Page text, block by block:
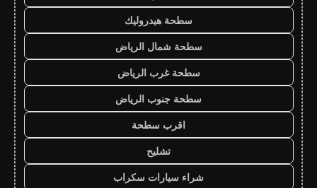
سطحة هيدروليك
سطحة شمال الرياض
سطحة غرب الرياض
سطحة جنوب الرياض
اقرب سطحة
تشليح
شراء سيارات سكراب